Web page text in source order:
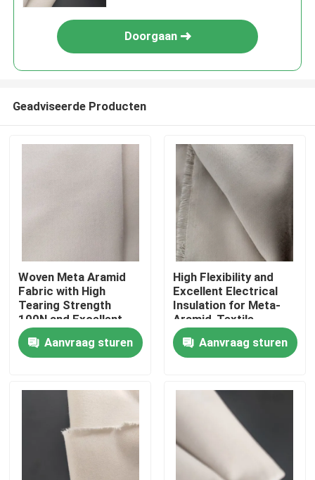
Huis
Producten
Doorgaan
Geadviseerde Producten
Woven Meta Aramid
Fabric with High
Tearing Strength
100N and Excellent
Electrical Insulation
Aanvraag sturen
High Flexibility and
Excellent Electrical
Insulation for Meta-
Aramid-Textile
Aanvraag sturen